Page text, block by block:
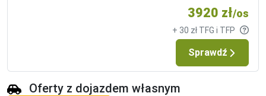
3920 zł/os
+ 30 zł TFG i TFP
Sprawdź
Oferty z dojazdem własnym